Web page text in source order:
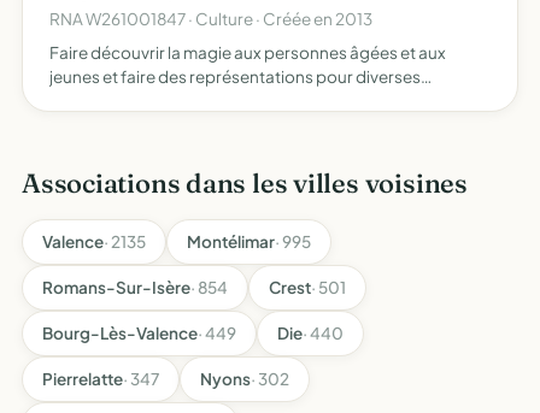
RNA W261001847 · Culture · Créée en 2013
Faire découvrir la magie aux personnes âgées et aux
jeunes et faire des représentations pour diverses
Associations dans les villes voisines
Valence· 2135 Montélimar· 995
Romans-Sur-Isère· 854 Crest· 501
Bourg-Lès-Valence· 449 Die· 440
Pierrelatte· 347 Nyons· 302